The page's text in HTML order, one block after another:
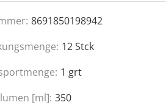
8691850198942
12Stck
1 grt
[ml]: 350